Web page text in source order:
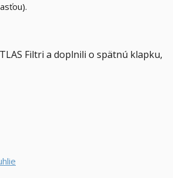
Filtri a doplnili o spätnú klapku,